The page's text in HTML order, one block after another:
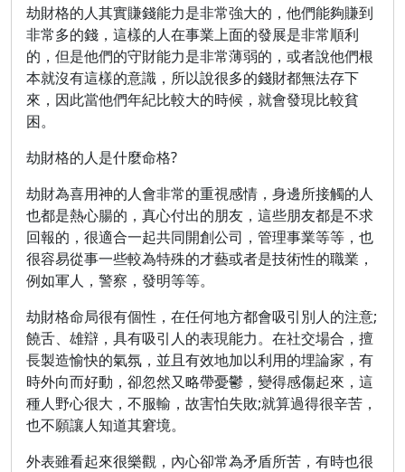
劫財格的人其實賺錢能力是非常強大的，他們能夠賺到
非常多的錢，這樣的人在事業上面的發展是非常順利
的，但是他們的守財能力是非常薄弱的，或者說他們根
本就沒有這樣的意識，所以說很多的錢財都無法存下
來，因此當他們年紀比較大的時候，就會發現比較貧
困。
劫財格的人是什麼命格?
劫財為喜用神的人會非常的重視感情，身邊所接觸的人
也都是熱心腸的，真心付出的朋友，這些朋友都是不求
回報的，很適合一起共同開創公司，管理事業等等，也
很容易從事一些較為特殊的才藝或者是技術性的職業，
例如軍人，警察，發明等等。
劫財格命局很有個性，在任何地方都會吸引別人的注意;
饒舌、雄辯，具有吸引人的表現能力。在社交場合，擅
長製造愉快的氣氛，並且有效地加以利用的埋論家，有
時外向而好動，卻忽然又略帶憂鬱，變得感傷起來，這
種人野心很大，不服輸，故害怕失敗;就算過得很辛苦，
也不願讓人知道其窘境。
外表雖看起來很樂觀，內心卻常為矛盾所苦，有時也很